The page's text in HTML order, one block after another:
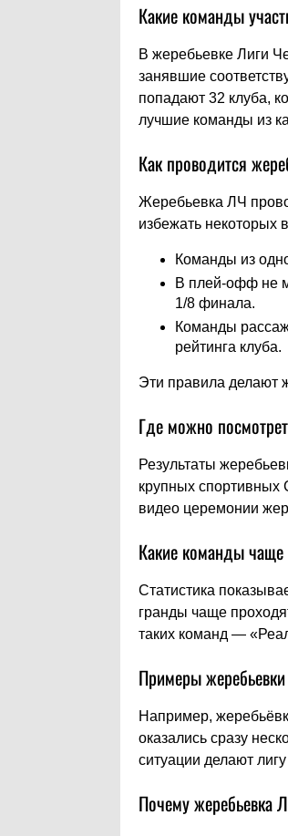
Какие команды
В жеребьевке Лиги
занявшие
попадают 32 клуба,
лучшие команды из
Как проводится
Жеребьевка ЛЧ
избежать некоторых
Команды из
В плей-офф не
1/8 финала.
Команды
рейтинга клуба.
Эти правила делают
Где можно
Результаты
крупных спортивных
видео церемонии
Какие команды
Статистика
гранды чаще
таких команд —
Примеры
Например,
оказались сразу
ситуации делают
Почему жеребьевка